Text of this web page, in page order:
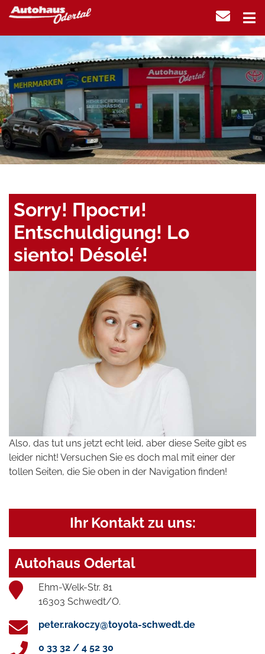
Sorry! Прости!
Entschuldigung! Lo
siento! Désolé!
Also, das tut uns jetzt echt leid, aber diese Seite gibt es
leider nicht! Versuchen Sie es doch mal mit einer der
tollen Seiten, die Sie oben in der Navigation finden!
Ihr Kontakt zu uns:
Autohaus Odertal
Ehm-Welk-Str. 81
16303 Schwedt/O.
peter.rakoczy@toyota-schwedt.de
0 33 32 / 4 52 30